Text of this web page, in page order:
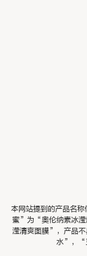
本网站提到的产品名
蜜”为“奥伦纳素冰
滢清爽面膜”，产品
水”，“